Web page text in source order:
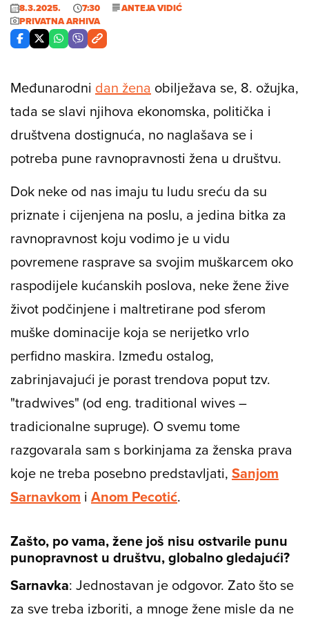
8.3.2025. 7:30
ANTEJA VIDIĆ
PRIVATNA ARHIVA
Međunarodni dan žena obilježava se, 8. ožujka,
tada se slavi njihova ekonomska, politička i
društvena dostignuća, no naglašava se i
potreba pune ravnopravnosti žena u društvu.
Dok neke od nas imaju tu ludu sreću da su
priznate i cijenjena na poslu, a jedina bitka za
ravnopravnost koju vodimo je u vidu
povremene rasprave sa svojim muškarcem oko
raspodijele kućanskih poslova, neke žene žive
život podčinjene i maltretirane pod sferom
muške dominacije koja se nerijetko vrlo
perfidno maskira. Između ostalog,
zabrinjavajući je porast trendova poput tzv.
"tradwives" (od eng. traditional wives –
tradicionalne supruge). O svemu tome
razgovarala sam s borkinjama za ženska prava
koje ne treba posebno predstavljati, Sanjom
Sarnavkom i Anom Pecotić.
Zašto, po vama, žene još nisu ostvarile punu
punopravnost u društvu, globalno gledajući?
Sarnavka: Jednostavan je odgovor. Zato što se
za sve treba izboriti, a mnoge žene misle da ne